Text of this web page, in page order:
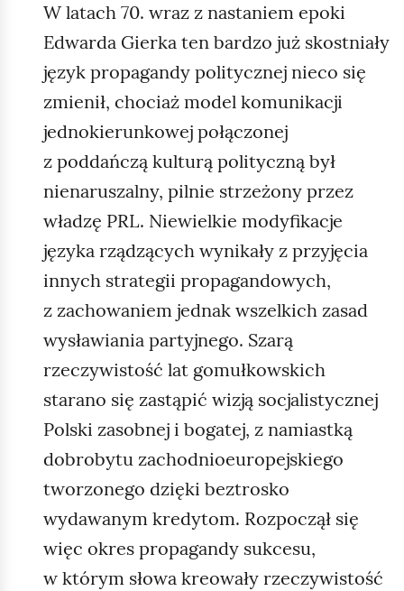
W latach 70. wraz z nastaniem epoki
Edwarda Gierka ten bardzo już skostniały
język propagandy politycznej nieco się
zmienił, chociaż model komunikacji
jednokierunkowej połączonej
z poddańczą kulturą polityczną był
nienaruszalny, pilnie strzeżony przez
władzę PRL. Niewielkie modyfikacje
języka rządzących wynikały z przyjęcia
innych strategii propagandowych,
z zachowaniem jednak wszelkich zasad
wysławiania partyjnego. Szarą
rzeczywistość lat gomułkowskich
starano się zastąpić wizją socjalistycznej
Polski zasobnej i bogatej, z namiastką
dobrobytu zachodnioeuropejskiego
tworzonego dzięki beztrosko
wydawanym kredytom. Rozpoczął się
więc okres propagandy sukcesu,
w którym słowa kreowały rzeczywistość